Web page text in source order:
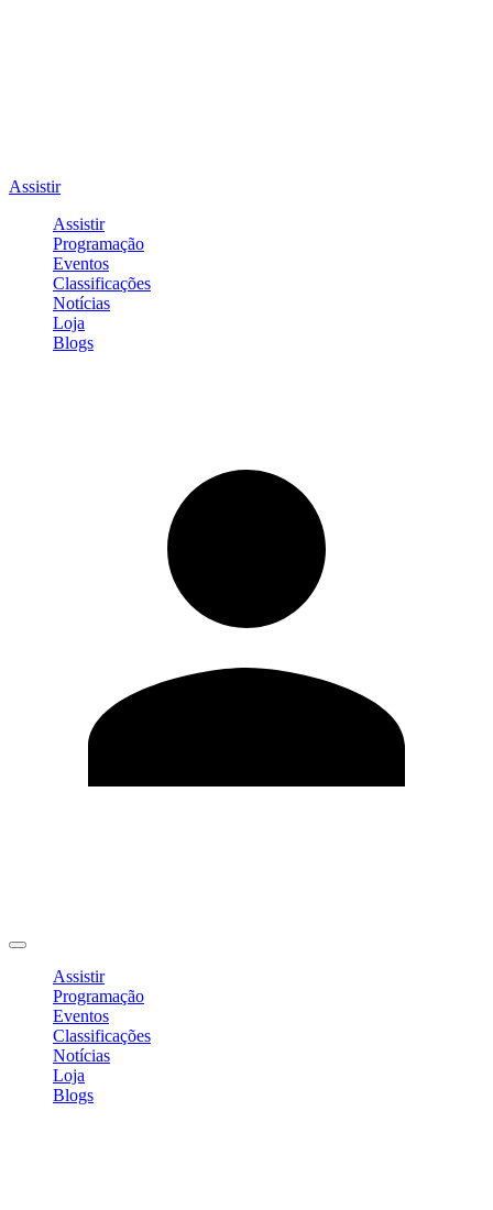
Assistir
Assistir
Programação
Eventos
Classificações
Notícias
Loja
Blogs
Assistir
Programação
Eventos
Classificações
Notícias
Loja
Blogs